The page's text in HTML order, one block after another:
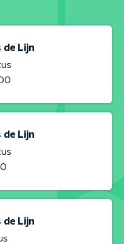
de Lijn
de Lijn
de Lijn